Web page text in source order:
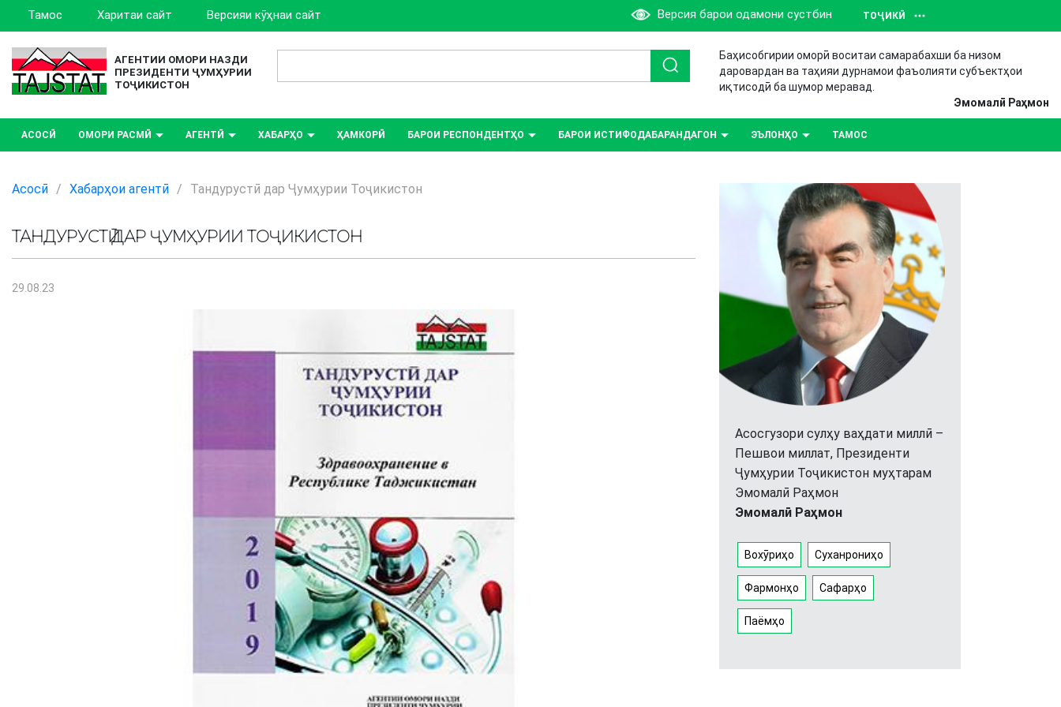
Тамос Харитаи сайт Версияи кӯҳнаи сайт Версия барои одамони сустбин ТОҶИКӢ
АГЕНТИИ ОМОРИ НАЗДИ
ПРЕЗИДЕНТИ ҶУМҲУРИИ
ТОҶИКИСТОН
Баҳисобгирии оморӣ воситаи самарабахши ба низом
даровардан ва таҳияи дурнамои фаъолияти субъектҳои
иқтисодӣ ба шумор меравад.
Эмомалӣ Раҳмон
АСОСӢ ОМОРИ РАСМӢ АГЕНТӢ ХАБАРҲО ҲАМКОРӢ БАРОИ РЕСПОНДЕНТҲО БАРОИ ИСТИФОДАБАРАНДАГОН ЭЪЛОНҲО ТАМОС
Асосӣ / Хабарҳои агентӣ / Тандурустӣ дар Ҷумҳурии Тоҷикистон
ТАНДУРУСТӢ ДАР ҶУМҲУРИИ ТОҶИКИСТОН
29.08.23
Асосгузори сулҳу ваҳдати миллӣ –
Пешвои миллат, Президенти
Ҷумҳурии Тоҷикистон муҳтарам
Эмомалӣ Раҳмон
Эмомалӣ Раҳмон
Вохӯриҳо Суханрониҳо
Фармонҳо Сафарҳо
Паёмҳо